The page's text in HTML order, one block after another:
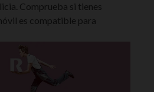
Comprueba si tienes
es compatible para